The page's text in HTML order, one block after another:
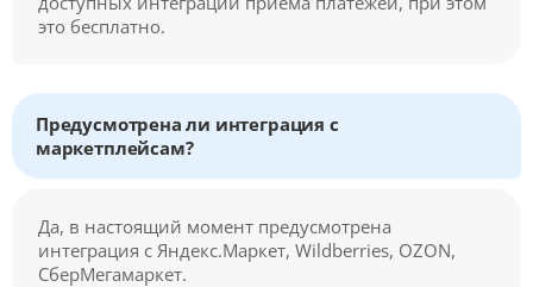
это бесплатно.
Предусмотрена ли интеграция с
маркетплейсам?
Да, в настоящий момент предусмотрена
интеграция с Яндекс.Маркет, Wildberries, OZON,
СберМегамаркет.